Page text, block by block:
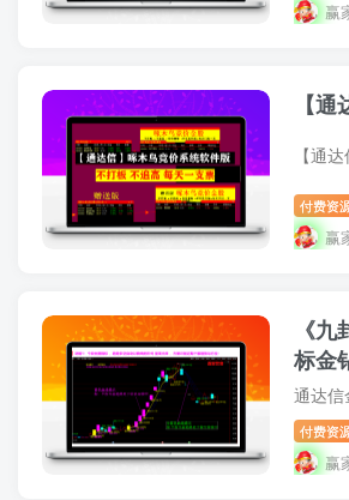
赢
【
付费资
赢
《九封至尊》全
标金
付费资
赢